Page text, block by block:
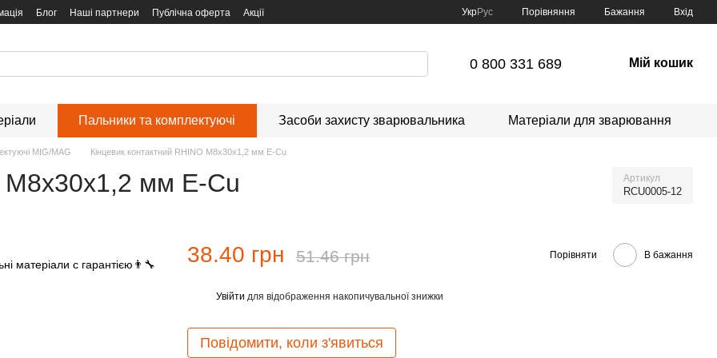
Блог Наші партнери Публічна оферта Акції УкрРус Порівняння Бажання Вхід
0 800 331 689 Мій кошик
Пальники та комплектуючі Засоби захисту зварювальника Матеріали для зварювання
MIG/MAG Кінцевик контактний RHINO М8х30х1,2 мм E-Cu
М8х30х1,2 мм E-Cu Артикул
RCU0005-12
38.40 грн 51.46 грн Порівняти В бажання
Увійти для відображення накопичувальної знижки
Повідомити, коли з'явиться